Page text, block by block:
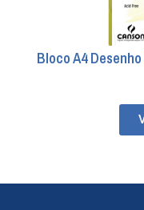
Bloco A4